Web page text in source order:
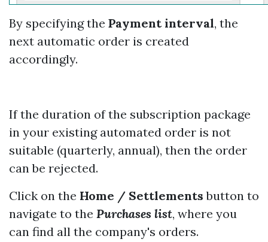
By specifying the Paymentinterval, the
next automatic order is created
accordingly.
If the duration of the subscription package
in your existing automated order is not
suitable (quarterly, annual), then the order
can be rejected.
Click on the Home / Settlements button to
navigate to the Purchases list, where you
can find all the company's orders.